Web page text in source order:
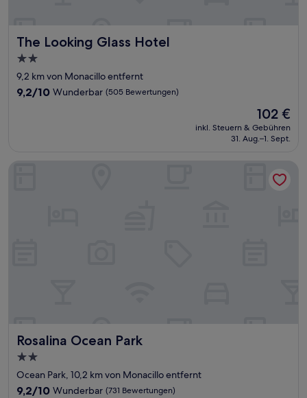
The Looking Glass Hotel
The Looking Glass Hotel
2.0-
Sterne-
Unterkunft
9,2 km von Monacillo entfernt
9.2
9,2/10 Wunderbar (505 Bewertungen)
Der
Preis
beträgt
102 €
inkl. Steuern & Gebühren
31. Aug.–1. Sept.
Rosalina Ocean Park
Rosalina Ocean Park
2.0-
Sterne-
Unterkunft
Ocean Park, 10,2 km von Monacillo entfernt
9.2
9,2/10 Wunderbar (731 Bewertungen)
Rosalina Ocean Park